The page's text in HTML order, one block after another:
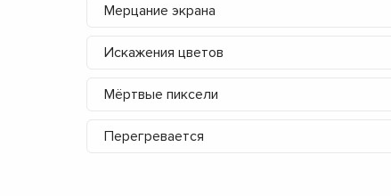
Мерцание экрана
Искажения цветов
Мёртвые пиксели
Перегревается